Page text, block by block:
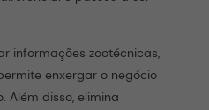
informações zootécnicas,
enxergar o negócio
Além disso, elimina